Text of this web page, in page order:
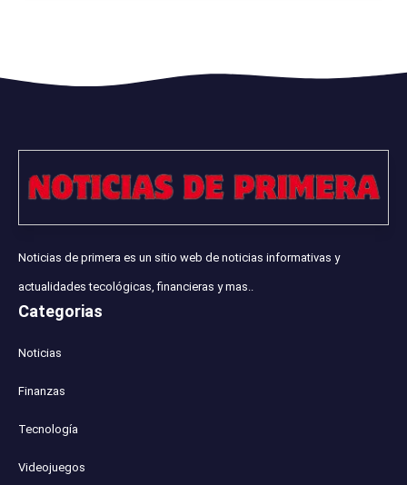
Noticias de primera es un sitio web de noticias informativas y
actualidades tecológicas, financieras y mas..
Categorias
Noticias
Finanzas
Tecnología
Videojuegos